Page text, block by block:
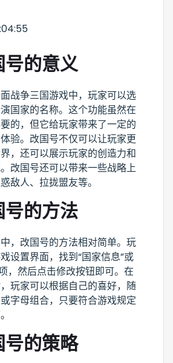
的意义
战争三国游戏中，玩家可以选
国家的名称。这个功能虽然在
的，但它给玩家带来了一定的
验。改国号不仅可以让玩家更
，还可以展示玩家的创造力和
改国号还可以带来一些战略上
敌人、拉拢盟友等。
的方法
，改国号的方法相对简单。玩
设置界面，找到“国家信息”或
，然后点击修改按钮即可。在
玩家可以根据自己的喜好，随
字母组合，只要符合游戏规定
的策略